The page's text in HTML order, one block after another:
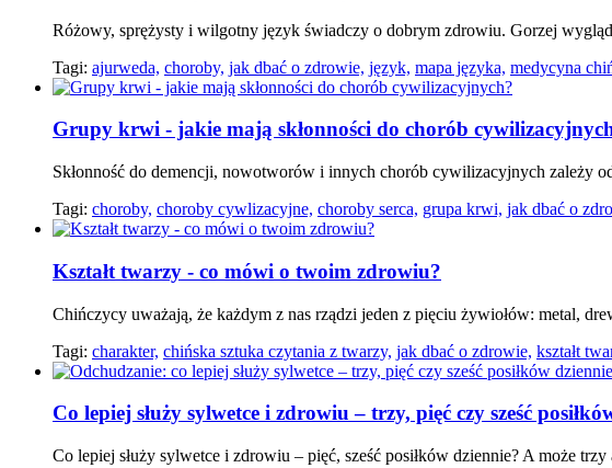
Różowy, sprężysty i wilgotny język świadczy o dobrym zdrowiu. Gorzej
Tagi: ajurweda, choroby, jak dbać o zdrowie, język, mapa języka, medycyna
Grupy krwi - jakie mają skłonności do chorób
Skłonność do demencji, nowotworów i innych chorób cywilizacyjnych zależy
Tagi: choroby, choroby cywlizacyjne, choroby serca, grupa krwi, jak dbać o
Kształt twarzy - co mówi o twoim zdrowiu?
Chińczycy uważają, że każdym z nas rządzi jeden z pięciu żywiołów: metal,
Tagi: charakter, chińska sztuka czytania z twarzy, jak dbać o zdrowie, kształt
Co lepiej służy sylwetce i zdrowiu – trzy, pięć czy sześć
Co lepiej służy sylwetce i zdrowiu – pięć, sześć posiłków dziennie? A może trzy